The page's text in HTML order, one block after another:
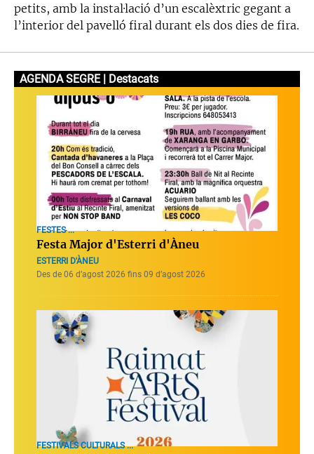
petits, amb la instal·lació d’un escalèxtric gegant a
l’interior del pavelló firal durant els dos dies de fira.
AGENDA SEGRE | Destacats
FESTES ...
Festa Major d'Esterri d'Àneu
ESTERRI D'ÀNEU
Des de 06 d’agost 2026 fins 09 d’agost 2026
FESTIVALS CULTURALS ...